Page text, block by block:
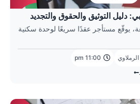
دليل التوثيق والحقوق والتجديد
يوقّع مستأجر عقدًا سريعًا لوحدة سكنية
11:00 pm